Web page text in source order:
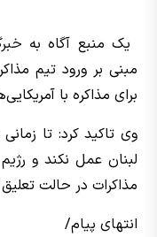
یک منبع آگاه به
مبنی بر ورود تیم
برای مذاکره با
وی تاکید کرد: تا
لبنان عمل نکند و
مذاکرات در حالت
انتهای پیام/